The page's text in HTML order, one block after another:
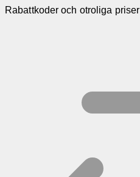
Rabattkoder och otroliga priser